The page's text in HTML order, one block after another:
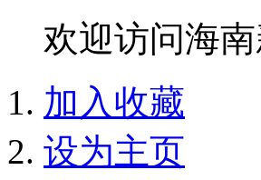
欢迎访问海
加入收藏
设为主页